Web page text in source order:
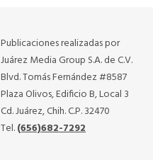
Publicaciones realizadas por
Juárez Media Group S.A. de C.V.
Blvd. Tomás Fernández #8587
Plaza Olivos, Edificio B, Local 3
Cd. Juárez, Chih. C.P. 32470
Tel.(656)682-7292